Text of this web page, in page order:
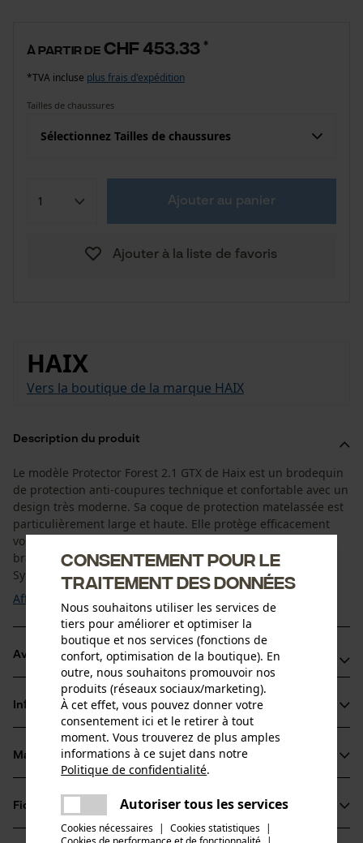
à partir de CHF 453.33 *
*TVA incluse plus frais d'expédition
Tailles de chaussures
Sélectionnez Tailles de chaussures
Ajouter au panier
Ajouter à la liste de favoris
HAIX
Vers la boutique de la marque HAIX
Description du produit
Le modèle Protector Forest 2.1 GTX de Haix est un brodequin
de protection anti-coupures technique et confortable avec un
design très moderne. Sa coque de protection matelassée est
particulièrement large et haute. Elle protège efficacement
vos pieds en cas de chute d'objets lourds comme p. ex. des
branches. Grâce au système de laçage Haix „2-Zone Lacing
System“, vous pouvez ...
Afficher plus
Avantages du produit
Respirant et étanche grâce à la performance Gore-Tex
Confort climatisé pour toutes les saisons et de forte
sollicitation
Semelle Vibram, résistante à l'abrasion et antidérapante
Informations sur le produit
Détails du produit
Type dactivité
Protéger, Travailler, Éviter les accidents
Matériau & entretien
Matériau
Fiches techniques
Fiche de données de sécurité du produit (PDF)
Consentement pour le
traitement des données
Nous souhaitons utiliser les services de
tiers pour améliorer et optimiser la
boutique et nos services (fonctions de
confort, optimisation de la boutique). En
outre, nous souhaitons promouvoir nos
produits (réseaux sociaux/marketing).
À cet effet, vous pouvez donner votre
consentement ici et le retirer à tout
moment. Vous trouverez de plus amples
informations à ce sujet dans notre
Politique de confidentialité.
Autoriser tous les services
Cookies nécessaires | Cookies statistiques |
Une erreur s'est produite. Veuillez
essayer encore.
partager
partager